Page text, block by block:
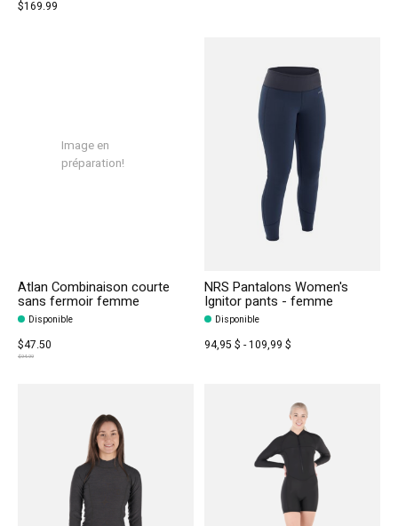
$169.99
Image en
préparation!
Atlan Combinaison courte
sans fermoir femme
Disponible
$47.50
$94.99
NRS Pantalons Women's
Ignitor pants - femme
Disponible
94,95 $ - 109,99 $